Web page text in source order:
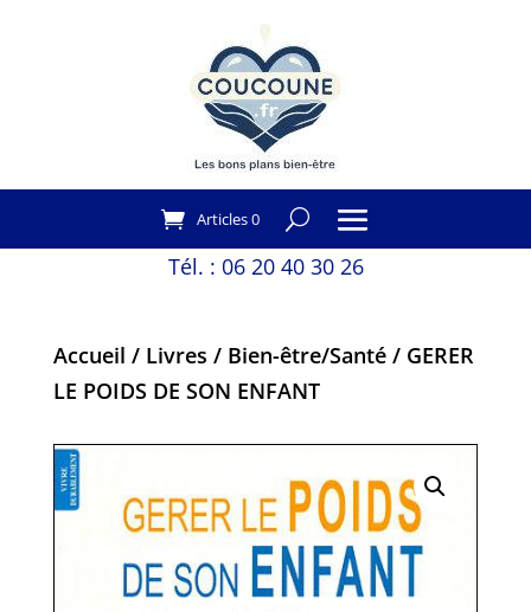
Articles 0
Tél. : 06 20 40 30 26
Accueil / Livres / Bien-être/Santé/ GERER
LE POIDS DE SON ENFANT